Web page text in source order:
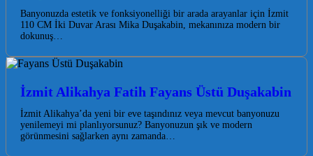
Banyonuzda estetik ve fonksiyonelliği bir arada arayanlar için İzmit
110 CM İki Duvar Arası Mika Duşakabin, mekanınıza modern bir
dokunuş…
İzmit Alikahya Fatih Fayans Üstü Duşakabin
İzmit Alikahya’da yeni bir eve taşındınız veya mevcut banyonuzu
yenilemeyi mi planlıyorsunuz? Banyonuzun şık ve modern
görünmesini sağlarken aynı zamanda…